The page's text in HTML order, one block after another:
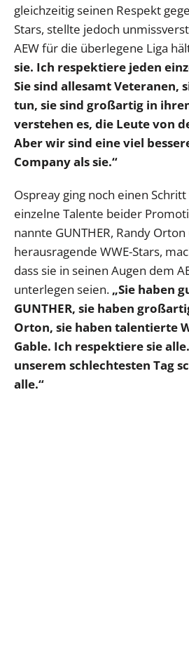
gleichzeitig seinen Respekt
Stars, stellte jedoch
AEW für die überlegene Liga
sie. Ich respektiere jeden
Sie sind allesamt Veteranen,
tun, sie sind großartig in
verstehen es, die Leute von
Aber wir sind eine viel
Company als sie.“
Ospreay ging noch einen
einzelne Talente beider
nannte GUNTHER, Randy
herausragende WWE-Stars,
dass sie in seinen Augen dem
unterlegen seien. „Sie haben
GUNTHER, sie haben
Orton, sie haben talentierte
Gable. Ich respektiere sie
unserem schlechtesten Tag
alle.“